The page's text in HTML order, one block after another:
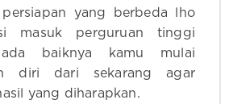
yang berbeda lho
masuk perguruan tinggi
baiknya kamu mulai
diri dari sekarang agar
yang diharapkan.